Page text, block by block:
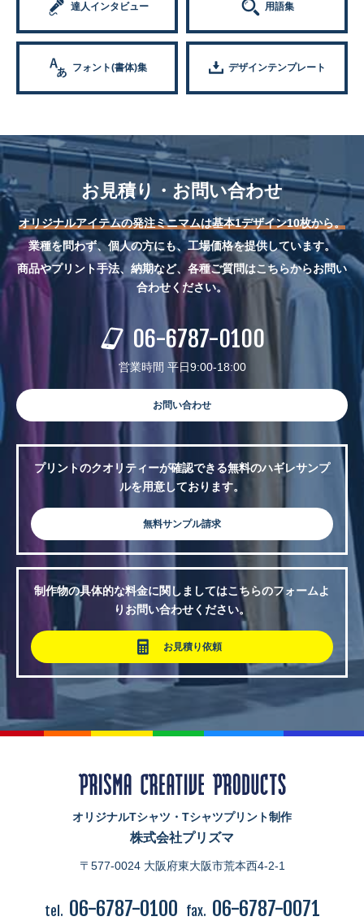
達人インタビュー 用語集
フォント(書体)集 デザインテンプレート
お見積り・お問い合わせ
オリジナルアイテムの発注ミニマムは基本1デザイン10枚から。
業種を問わず、個人の方にも、工場価格を提供しています。
商品やプリント手法、納期など、各種ご質問はこちらからお問い
合わせください。
06-6787-0100
営業時間 平日9:00-18:00
お問い合わせ
プリントのクオリティーが確認できる無料のハギレサンプ
ルを用意しております。
無料サンプル請求
制作物の具体的な料金に関しましてはこちらのフォームよ
りお問い合わせください。
お見積り依頼
オリジナルTシャツ・Tシャツプリント制作
株式会社プリズマ
〒577-0024 大阪府東大阪市荒本西4-2-1
tel. 06-6787-0100 fax. 06-6787-0071